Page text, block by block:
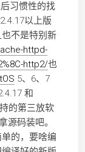
习惯性的找
以上版
不是特别新
httpd-
http2/也
5、6、7
和
的第三放软
源码装吧。
的，要啥编